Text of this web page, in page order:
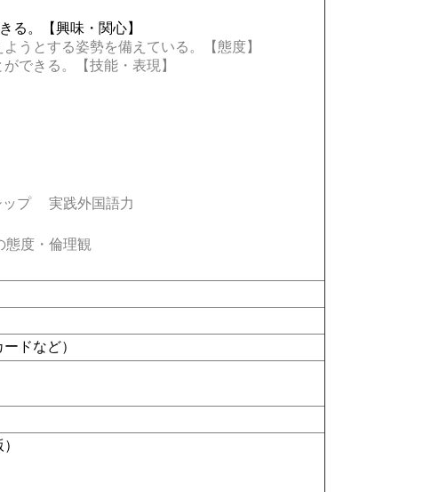
る。【興味・関心】
うとする姿勢を備えている。【態度】
できる。【技能・表現】
プ
実践外国語力
度・倫理観
ードなど）